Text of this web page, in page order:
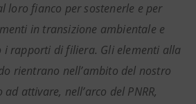
loro fianco per sostenerle e per
in transizione ambientale e
i rapporti di filiera. Gli elementi alla
rientrano nell’ambito del nostro
attivare, nell’arco del PNRR,